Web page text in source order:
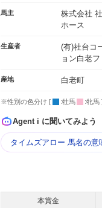
馬主
株式会社
ホース
生産者
(有)社台コ
ョン白老
産地 白老町
※性別の色分け [ :牡馬 :牝馬
Agent i に聞いてみよう
タイムズアロー 馬名の意
本賞金